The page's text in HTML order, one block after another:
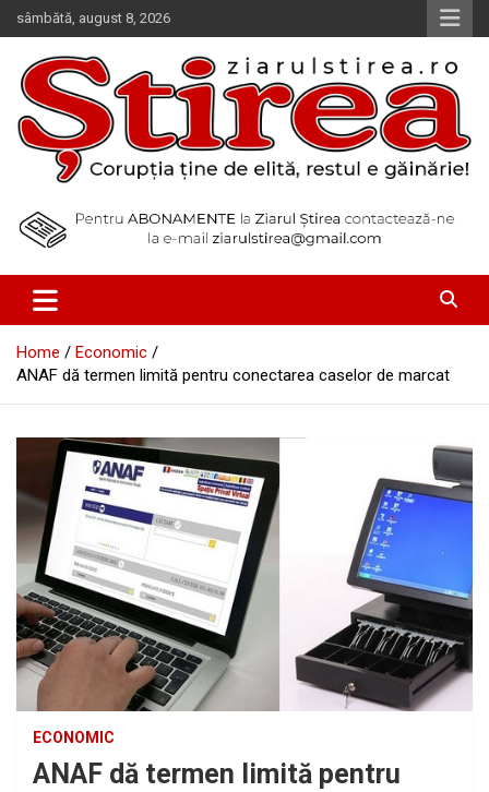
Skip
to
content
sâmbătă, august 8, 2026
Ziarul Știrea
Home
Economic
ANAF dă termen limită pentru conectarea caselor de marcat
ECONOMIC
ANAF dă termen limită pentru